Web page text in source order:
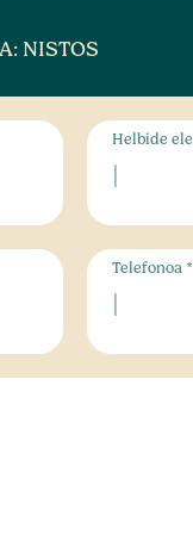
NISTOS
Helbide
Telefonoa *